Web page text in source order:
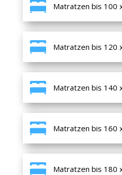
Matratzen bis 100
Matratzen bis 120
Matratzen bis 140
Matratzen bis 160
Matratzen bis 180